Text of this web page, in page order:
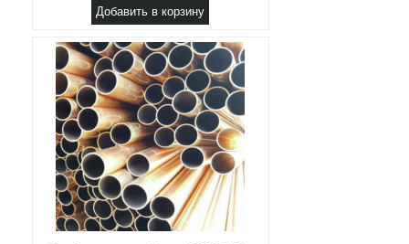
Добавить в корзину